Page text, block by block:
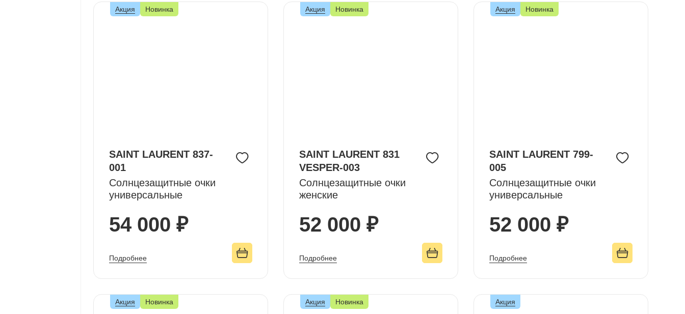
SAINT LAURENT 837-
001
Солнцезащитные очки
универсальные
54 000 ₽
Подробнее
Акция Новинка
SAINT LAURENT 831
VESPER-003
Солнцезащитные очки
женские
52 000 ₽
Подробнее
Акция Новинка
SAINT LAURENT 799-
005
Солнцезащитные очки
универсальные
52 000 ₽
Подробнее
Акция Новинка
Акция Новинка Акция Новинка Акция